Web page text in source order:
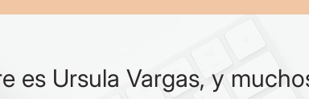
es Ursula Vargas, y